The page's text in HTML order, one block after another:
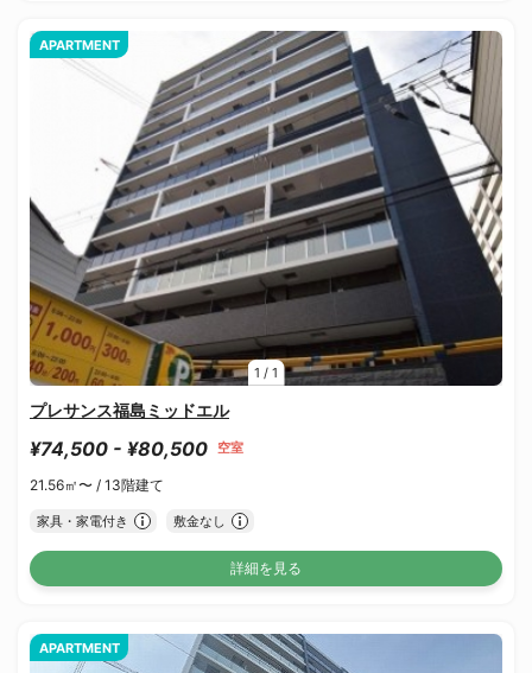
1 / 1
APARTMENT
プレサンス福島ミッドエル
¥74,500 - ¥80,500 空室
21.56㎡〜 / 13階建て
家具・家電付き 敷金なし
詳細を見る
APARTMENT